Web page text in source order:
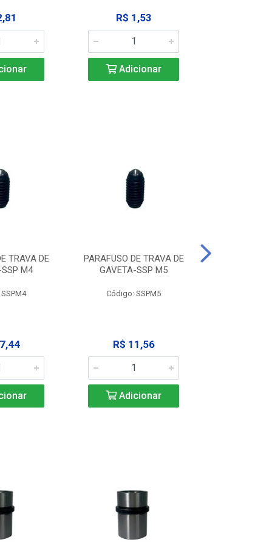
R$ 1,53
Adicionar
TRAVA DE
M4
PARAFUSO DE TRAVA DE
GAVETA-SSP M5
Código: SSPM5
R$ 11,56
Adicionar